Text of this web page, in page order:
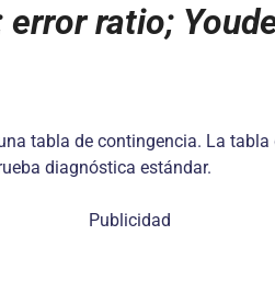
ratio;
tabla de contingencia. La
diagnóstica estándar.
Publicidad